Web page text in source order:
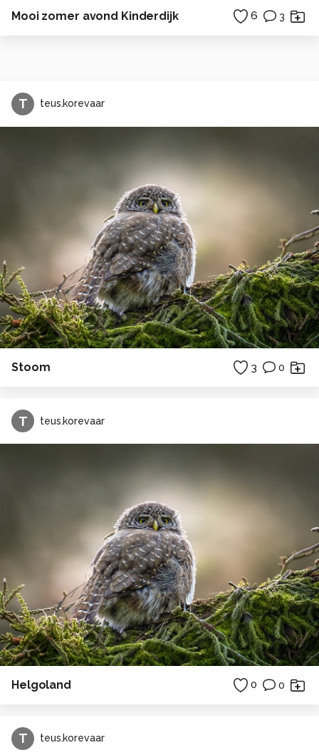
Mooi zomer avond Kinderdijk 6 3
T teus.korevaar
Stoom 3 0
T teus.korevaar
Helgoland 0 0
T teus.korevaar